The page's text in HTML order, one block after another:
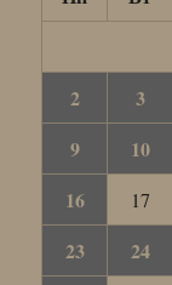
2
3
9
10
16
17
23
24